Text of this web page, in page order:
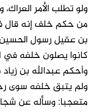
ولو تطلب الأمر العراك،
من حكم خلف إنه
بن عقيل رسول الحسين
كانوا يصلون خلفه في
وأحكم عبدالله بن
ولم يتبق خلفه سوى
متعجبا: وسأله عن